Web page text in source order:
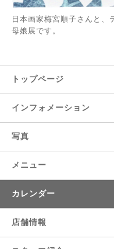
日本画家梅宮順子さんと、
母娘展です。
トップページ
インフォメーション
写真
メニュー
カレンダー
店舗情報